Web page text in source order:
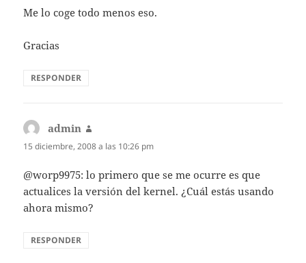
Me lo coge todo menos eso.
Gracias
RESPONDER
admin
15 diciembre, 2008 a las 10:26 pm
@worp9975: lo primero que se me ocurre es que
actualices la versión del kernel. ¿Cuál estás usando
ahora mismo?
RESPONDER